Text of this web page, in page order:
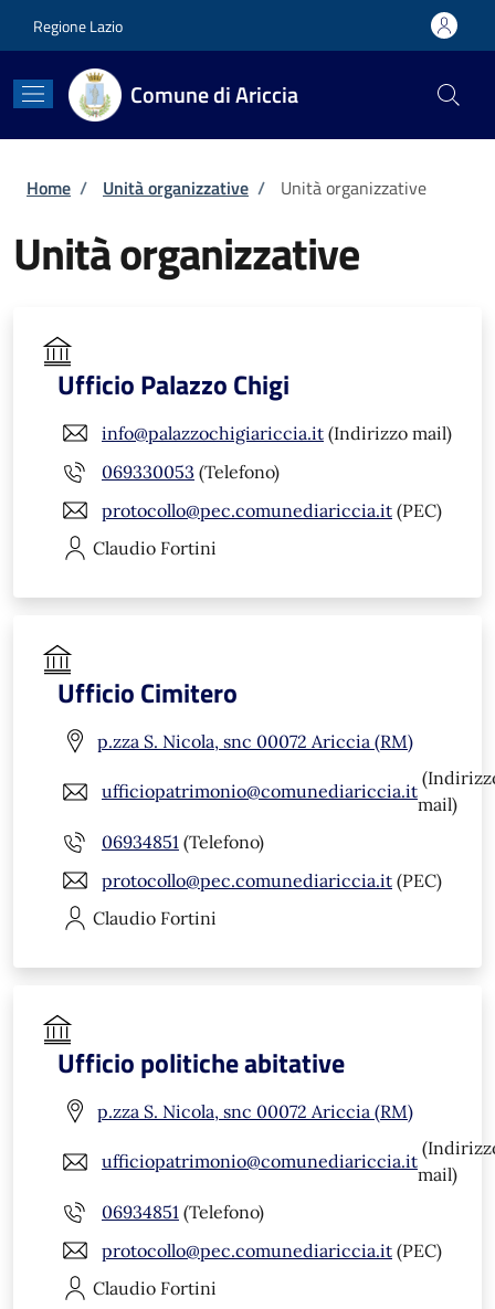
Regione Lazio
Comune di Ariccia
Briciole di pane
Home / Unità organizzative / Unità organizzative
Unità organizzative
Ufficio Palazzo Chigi
info@palazzochigiariccia.it (Indirizzo mail)
069330053 (Telefono)
protocollo@pec.comunediariccia.it (PEC)
Claudio Fortini
Ufficio Cimitero
p.zza S. Nicola, snc 00072 Ariccia (RM)
ufficiopatrimonio@comunediariccia.it
mail)
06934851 (Telefono)
protocollo@pec.comunediariccia.it (PEC)
Claudio Fortini
Ufficio politiche abitative
p.zza S. Nicola, snc 00072 Ariccia (RM)
ufficiopatrimonio@comunediariccia.it
mail)
06934851 (Telefono)
protocollo@pec.comunediariccia.it (PEC)
Claudio Fortini